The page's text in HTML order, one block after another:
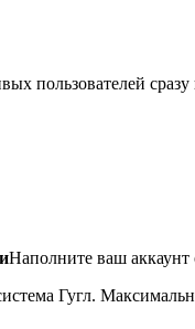
пользователей
Наполните ваш
Гугл.